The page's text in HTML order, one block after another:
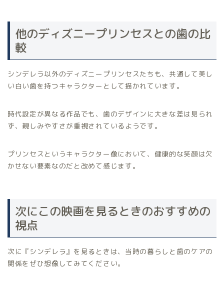
他のディズニープリンセスとの歯の比
較
シンデレラ以外のディズニープリンセスたちも、共通して美し
い白い歯を持つキャラクターとして描かれています。
時代設定が異なる作品でも、歯のデザインに大きな差は見られ
ず、親しみやすさが重視されているようです。
プリンセスというキャラクター像において、健康的な笑顔は欠
かせない要素なのだと改めて感じます。
次にこの映画を見るときのおすすめの
視点
次に『シンデレラ』を見るときは、当時の暮らしと歯のケアの
関係をぜひ想像してみてください。